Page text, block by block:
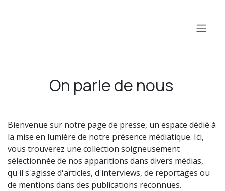
On parle de nous
Bienvenue sur notre page de presse, un espace dédié à
la mise en lumière de notre présence médiatique. Ici,
vous trouverez une collection soigneusement
sélectionnée de nos apparitions dans divers médias,
qu'il s'agisse d'articles, d'interviews, de reportages ou
de mentions dans des publications reconnues.